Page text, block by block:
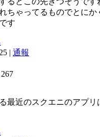
ちゃってるものでとにか
す
| 通報
267
最近のスクエニのアプリ